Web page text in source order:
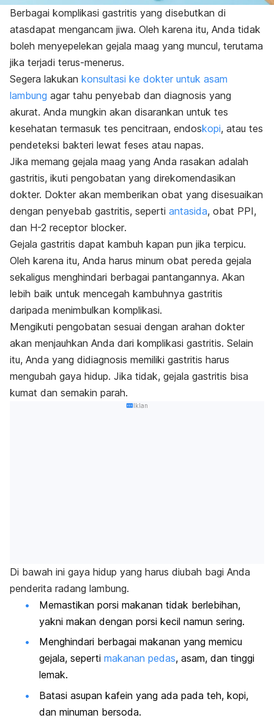
Berbagai komplikasi gastritis yang disebutkan di
atasdapat mengancam jiwa. Oleh karena itu, Anda tidak
boleh menyepelekan gejala maag yang muncul, terutama
jika terjadi terus-menerus.
Segera lakukan konsultasi ke dokter untuk asam
lambung agar tahu penyebab dan diagnosis yang
akurat. Anda mungkin akan disarankan untuk tes
kesehatan termasuk tes pencitraan, endoskopi, atau tes
pendeteksi bakteri lewat feses atau napas.
Jika memang gejala maag yang Anda rasakan adalah
gastritis, ikuti pengobatan yang direkomendasikan
dokter. Dokter akan memberikan obat yang disesuaikan
dengan penyebab gastritis, seperti antasida, obat PPI,
dan H-2 receptor blocker.
Gejala gastritis dapat kambuh kapan pun jika terpicu.
Oleh karena itu, Anda harus minum obat pereda gejala
sekaligus menghindari berbagai pantangannya. Akan
lebih baik untuk mencegah kambuhnya gastritis
daripada menimbulkan komplikasi.
Mengikuti pengobatan sesuai dengan arahan dokter
akan menjauhkan Anda dari komplikasi gastritis. Selain
itu, Anda yang didiagnosis memiliki gastritis harus
mengubah gaya hidup. Jika tidak, gejala gastritis bisa
kumat dan semakin parah.
Iklan
Di bawah ini gaya hidup yang harus diubah bagi Anda
penderita radang lambung.
Memastikan porsi makanan tidak berlebihan,
yakni makan dengan porsi kecil namun sering.
Menghindari berbagai makanan yang memicu
gejala, seperti makanan pedas, asam, dan tinggi
lemak.
Batasi asupan kafein yang ada pada teh, kopi,
dan minuman bersoda.